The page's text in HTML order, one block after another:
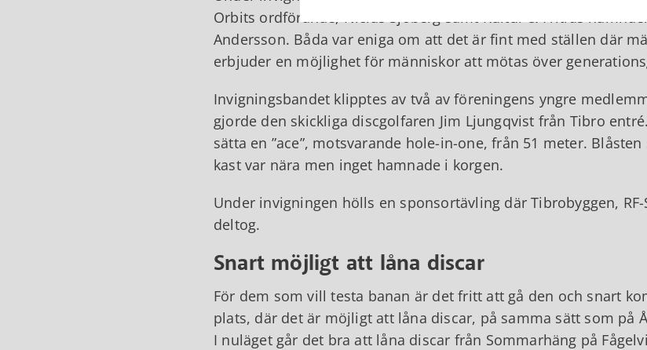
Orbits ordförande, Niclas Sjöberg samt Kultur & Fritids
Andersson. Båda var eniga om att det är fint med ställen där
erbjuder en möjlighet för människor att mötas över
Invigningsbandet klipptes av två av föreningens yngre
gjorde den skickliga discgolfaren Jim Ljungqvist från Tibro
sätta en ”ace”, motsvarande hole-in-one, från 51 meter.
kast var nära men inget hamnade i korgen.
Under invigningen hölls en sponsortävling där Tibrobyggen,
deltog.
Snart möjligt att låna discar
För dem som vill testa banan är det fritt att gå den och snart
plats, där det är möjligt att låna discar, på samma sätt som på
I nuläget går det bra att låna discar från Sommarhäng på